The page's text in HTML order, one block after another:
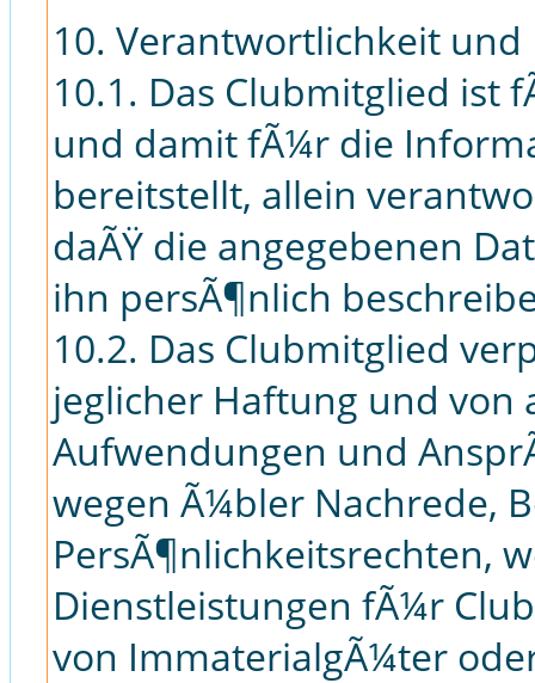
10. Verantwortlichkeit
10.1. Das Clubmitglied ist
und damit fÃ¼r die
bereitstellt, allein
daÃŸ die angegebenen
ihn persÃ¶nlich
10.2. Das Clubmitglied
jeglicher Haftung und von
Aufwendungen und
wegen Ã¼bler Nachrede,
PersÃ¶nlichkeitsrechten,
Dienstleistungen fÃ¼r
von ImmaterialgÃ¼ter